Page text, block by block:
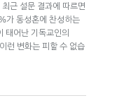
근 설문 결과에 따르면
가 동성혼에 찬성하는
어난 기독교인의
런 변화는 피할 수 없습